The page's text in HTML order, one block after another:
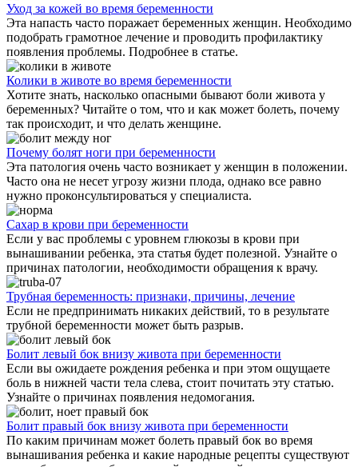
Уход за кожей во время беременности
Эта напасть часто поражает беременных женщин. Необходимо
подобрать грамотное лечение и проводить профилактику
появления проблемы. Подробнее в статье.
Колики в животе во время беременности
Хотите знать, насколько опасными бывают боли живота у
беременных? Читайте о том, что и как может болеть, почему
так происходит, и что делать женщине.
Почему болят ноги при беременности
Эта патология очень часто возникает у женщин в положении.
Часто она не несет угрозу жизни плода, однако все равно
нужно проконсультироваться у специалиста.
Сахар в крови при беременности
Если у вас проблемы с уровнем глюкозы в крови при
вынашивании ребенка, эта статья будет полезной. Узнайте о
причинах патологии, необходимости обращения к врачу.
Трубная беременность: признаки, причины, лечение
Если не предпринимать никаких действий, то в результате
трубной беременности может быть разрыв.
Болит левый бок внизу живота при беременности
Если вы ожидаете рождения ребенка и при этом ощущаете
боль в нижней части тела слева, стоит почитать эту статью.
Узнайте о причинах появления недомогания.
Болит правый бок внизу живота при беременности
По каким причинам может болеть правый бок во время
вынашивания ребенка и какие народные рецепты существуют